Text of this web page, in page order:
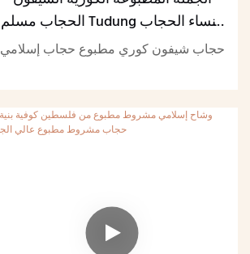
الحجاب مسلم Tudung النساء الحجاب
رائعتين الأوشحة شيك
حجاب شيفون كوري مطبوع حجاب إسلامي